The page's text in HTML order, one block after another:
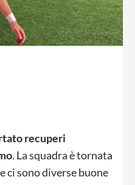
recuperi
. La squadra è tornata
ci sono diverse buone